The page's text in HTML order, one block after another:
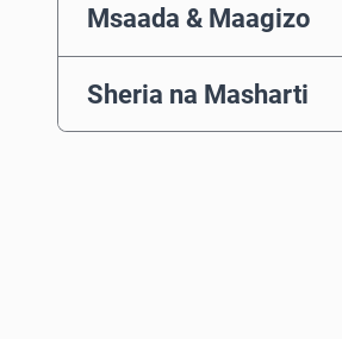
Msaada & Maagizo
Sheria na Masharti